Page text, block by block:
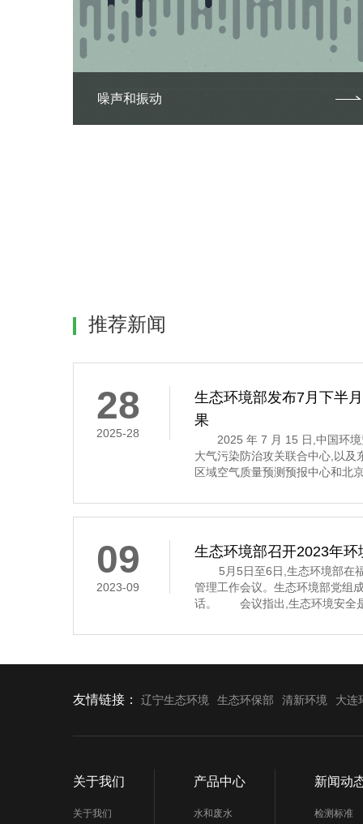
噪声和振动
推荐新闻
28
2025-28
生态环境部发布7月下半
果
2025 年 7 月 15 日,中国环境
大气污染防治攻关联合中心,以及
区域空气质量预测预报中心和北
示,7 月下半月全国大部分地区空
其中,京津冀及
09
2023-09
生态环境部召开2023年
5月5日至6日,生态环境部在福
管理工作会议。生态环境部党组
话。 会议指出,生态环境安全
安全,多次作出重要指示批示,为
近年来,全国环
友情链接： 辽宁生态环境 生态环保部 清新环境 大连
关于我们
关于我们
产品中心
水和废水
新闻动
检测标准